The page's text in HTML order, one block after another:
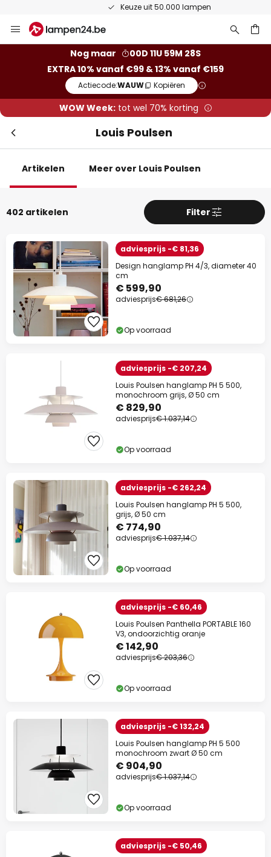
Keuze uit 50.000 lampen
naar
Nog maar
00D 11U 59M 27S
EXTRA 10% vanaf €99 & 13% vanaf €159
Actiecode:WAUW Kopiëren
WOW Week:tot wel 70% korting
Louis Poulsen
Artikelen Meer over Louis Poulsen
402 artikelen Filter
adviesprijs -€ 81,36
Design hanglamp PH 4/3, diameter 40
cm
€ 599,90
adviesprijs€ 681,26
Op voorraad
adviesprijs -€ 207,24
Louis Poulsen hanglamp PH 5 500,
monochroom grijs, Ø 50 cm
€ 829,90
adviesprijs€ 1.037,14
Op voorraad
adviesprijs -€ 262,24
Louis Poulsen hanglamp PH 5 500,
grijs, Ø 50 cm
€ 774,90
adviesprijs€ 1.037,14
Op voorraad
adviesprijs -€ 60,46
Louis Poulsen Panthella PORTABLE 160
V3, ondoorzichtig oranje
€ 142,90
adviesprijs€ 203,36
Op voorraad
adviesprijs -€ 132,24
Louis Poulsen hanglamp PH 5 500
monochroom zwart Ø 50 cm
€ 904,90
adviesprijs€ 1.037,14
Op voorraad
adviesprijs -€ 50,46
vanaf €99
13% kortingvanaf €159
op bijna alles*
Actiecode:WAUW
Nu besparen